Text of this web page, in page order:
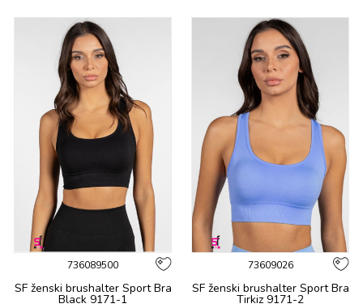
736089500
SF ženski brushalter Sport Bra
Black 9171-1
73609026
SF ženski brushalter Sport Bra
Tirkiz 9171-2